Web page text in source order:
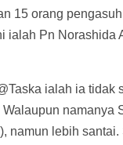
15 orang
ialah Pn Norashida
ialah ia tidak
namanya
namun lebih